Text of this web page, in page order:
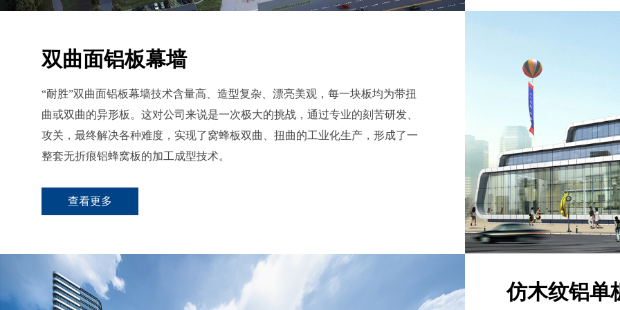
双曲面铝板幕墙
“耐胜”双曲面铝板幕墙技术含量高、造型复杂、漂亮美观，每一块板均为带扭
曲或双曲的异形板。这对公司来说是一次极大的挑战，通过专业的刻苦研发、
攻关，最终解决各种难度，实现了窝蜂板双曲、扭曲的工业化生产，形成了一
整套无折痕铝蜂窝板的加工成型技术。
查看更多
仿木纹铝单